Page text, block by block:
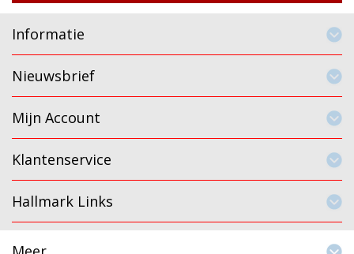
Informatie
Nieuwsbrief
Mijn Account
Klantenservice
Hallmark Links